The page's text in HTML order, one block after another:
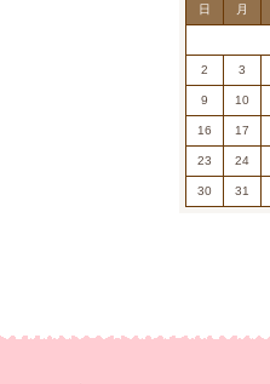
日 月
2 3
9 10
16 17
23 24
30 31